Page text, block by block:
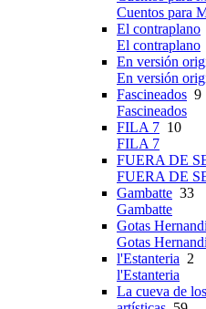
Cuentos para
El contraplano
El contraplano
En versión
En versión
Fascineados 9
Fascineados
FILA 7 10
FILA 7
FUERA DE
FUERA DE
Gambatte 33
Gambatte
Gotas
Gotas
l'Estanteria 2
l'Estanteria
La cueva de